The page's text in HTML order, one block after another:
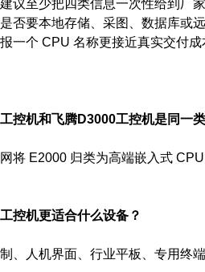
议至少把四类信息一次性给到厂
否要本地存储、采图、数据库或
一个 CPU 名称更接近真实交付成
控机和飞腾D3000工控机是同一
将 E2000 归类为高端嵌入式
控机更适合什么设备？
、人机界面、行业平板、专用终